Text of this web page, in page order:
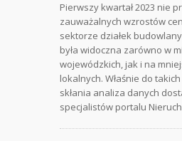
Pierwszy kwartał 2023 nie
zauważalnych wzrostów
sektorze działek
była widoczna zarówno w
wojewódzkich, jak i na
lokalnych. Właśnie do
skłania analiza danych
specjalistów portalu